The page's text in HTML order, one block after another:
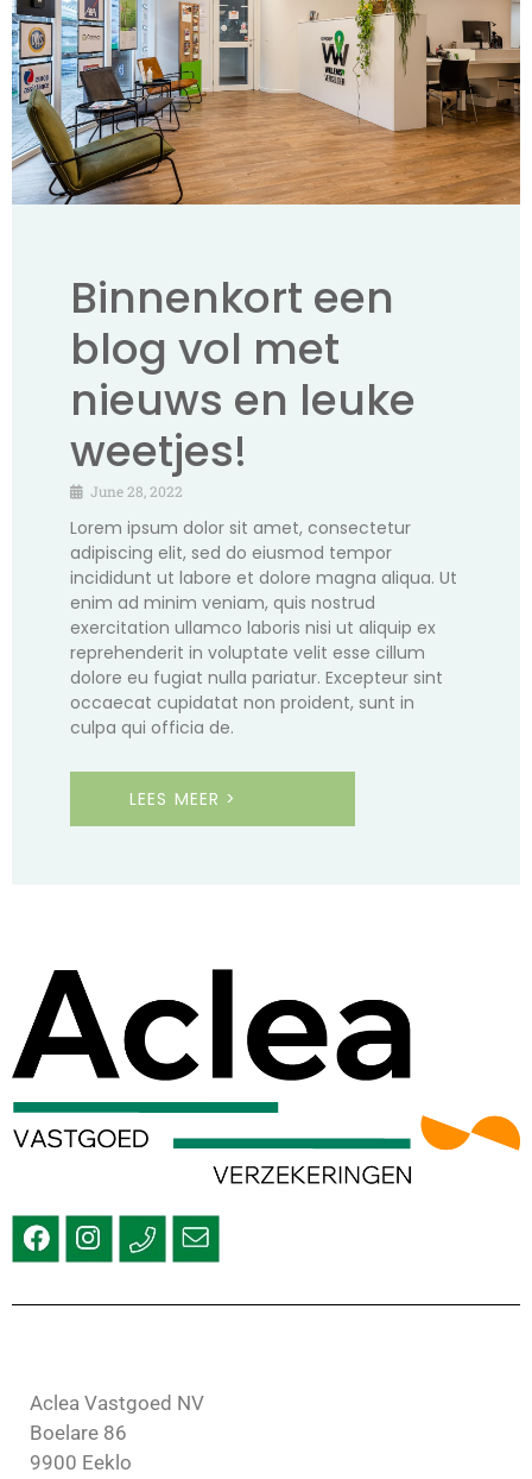
Binnenkort een
blog vol met
nieuws en leuke
weetjes!
June 28, 2022
Lorem ipsum dolor sit amet, consectetur
adipiscing elit, sed do eiusmod tempor
incididunt ut labore et dolore magna aliqua. Ut
enim ad minim veniam, quis nostrud
exercitation ullamco laboris nisi ut aliquip ex
reprehenderit in voluptate velit esse cillum
dolore eu fugiat nulla pariatur. Excepteur sint
occaecat cupidatat non proident, sunt in
culpa qui officia de.
LEES MEER >
Aclea Vastgoed NV
Boelare 86
9900 Eeklo